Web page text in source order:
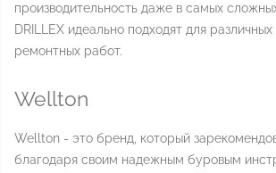
производительность даже в самых
DRILLEX идеально подходят для
ремонтных работ.
Wellton
Wellton - это бренд, который
благодаря своим надежным буровым